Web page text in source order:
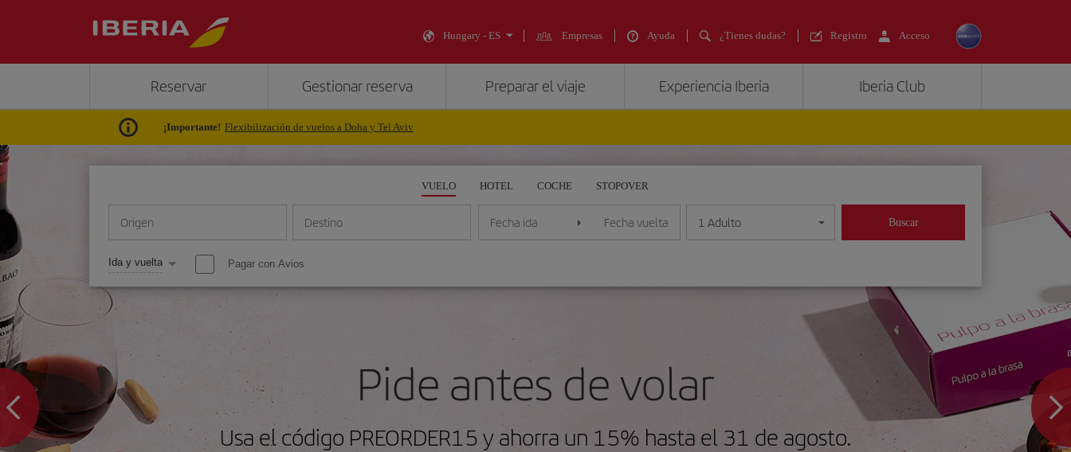
Hungary - ES Empresas Ayuda ¿Tienes dudas? Registro Acceso
Reservar Gestionar reserva Preparar el viaje Experiencia Iberia Iberia Club
¡Importante! Flexibilización de vuelos a Doha y Tel Aviv
VUELO HOTEL COCHE STOPOVER
Origen Destino
Ida y vuelta Pagar con Avios
Fecha ida Fecha vuelta 1 Adulto Buscar
Pide antes de volar
Usa el código PREORDER15 y ahorra un 15% hasta el 31 de agosto.